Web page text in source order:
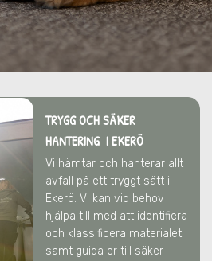
TRYGG OCH SÄKER
HANTERING I EKERÖ
Vi hämtar och hanterar allt
avfall på ett tryggt sätt i
Ekerö. Vi kan vid behov
hjälpa till med att identifiera
och klassificera materialet
samt guida er till säker